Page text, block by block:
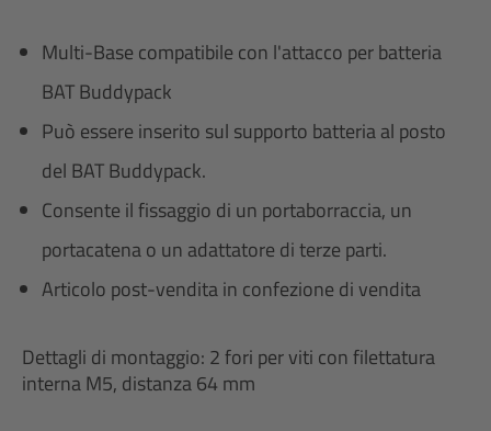
Multi-Base compatibile con l'attacco per batteria
BAT Buddypack
Può essere inserito sul supporto batteria al posto
del BAT Buddypack.
Consente il fissaggio di un portaborraccia, un
portacatena o un adattatore di terze parti.
Articolo post-vendita in confezione di vendita
Dettagli di montaggio: 2 fori per viti con filettatura
interna M5, distanza 64 mm